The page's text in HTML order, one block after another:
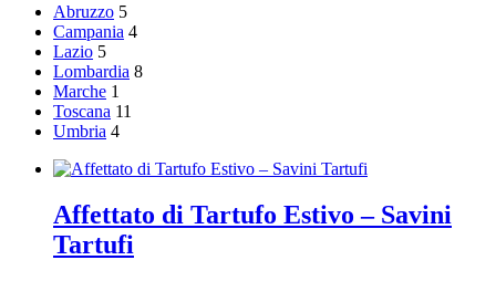
Abruzzo 5
Campania 4
Lazio 5
Lombardia 8
Marche 1
Toscana 11
Umbria 4
Affettato di Tartufo Estivo – Savini
Tartufi